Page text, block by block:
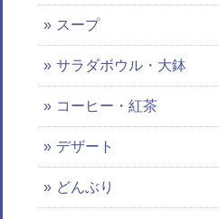
スープ
サラダボウル・大鉢
コーヒー・紅茶
デザート
どんぶり